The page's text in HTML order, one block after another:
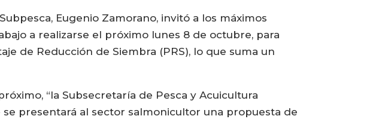
Eugenio Zamorano, invitó a los máximos
a realizarse el próximo lunes 8 de octubre, para
de Reducción de Siembra (PRS), lo que suma un
“la Subsecretaría de Pesca y Acuicultura
presentará al sector salmonicultor una propuesta de